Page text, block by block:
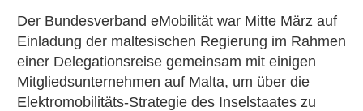
Der Bundesverband eMobilität war Mitte März auf
Einladung der maltesischen Regierung im Rahmen
einer Delegationsreise gemeinsam mit einigen
Mitgliedsunternehmen auf Malta, um über die
Elektromobilitäts-Strategie des Inselstaates zu